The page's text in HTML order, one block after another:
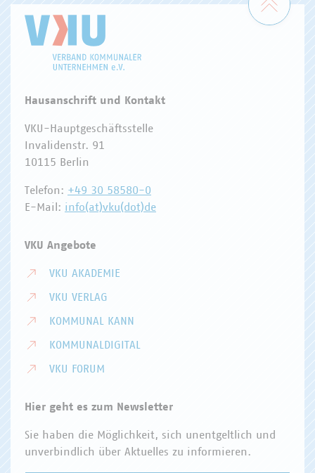
Hausanschrift und Kontakt
VKU-Hauptgeschäftsstelle
Invalidenstr. 91
10115 Berlin
Telefon: +49 30 58580-0
E-Mail: info(at)vku(dot)de
VKU Angebote
VKU AKADEMIE
VKU VERLAG
KOMMUNAL KANN
KOMMUNALDIGITAL
VKU FORUM
Hier geht es zum Newsletter
Sie haben die Möglichkeit, sich unentgeltlich und
unverbindlich über Aktuelles zu informieren.